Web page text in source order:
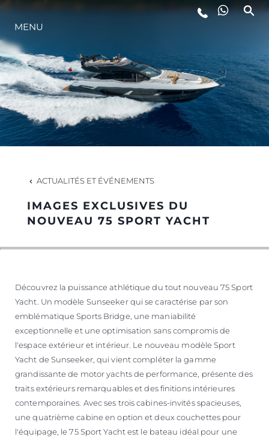
L'INNOVATION
LA SOCIÉTÉ
NOTRE ÉQUIPE
NOTRE HÉRITAGE
MENU
ACTUALITÉS ET ÉVÉNEMENTS
IMAGES EXCLUSIVES DU
NOUVEAU 75 SPORT YACHT
Découvrez la puissance athlétique du tout nouveau 75 Sport
Yacht. Un modèle Sunseeker qui se caractérise par son
emblématique Sports Bridge, une maniabilité
exceptionnelle et une optimisation sans compromis de
l'espace extérieur et intérieur. Le nouveau modèle Sport
Yacht de Sunseeker, qui vient compléter la gamme
grandissante de motor yachts de performance, présente des
traits extérieurs remarquables et des finitions intérieures
contemporaines. Avec ses trois cabines-invités spacieuses,
une quatrième cabine en option et deux couchettes pour
l'équipage, le 75 Sport Yacht est le bateau idéal pour une